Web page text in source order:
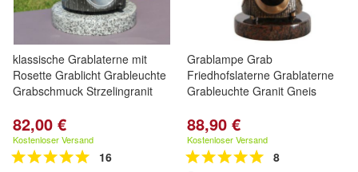
klassische Grablaterne mit
Rosette Grablicht Grableuchte
Grabschmuck Strzelingranit
82,00 €
Kostenloser Versand
16
Grablampe Grab
Friedhofslaterne Grablaterne
Grableuchte Granit Gneis
88,90 €
Kostenloser Versand
8